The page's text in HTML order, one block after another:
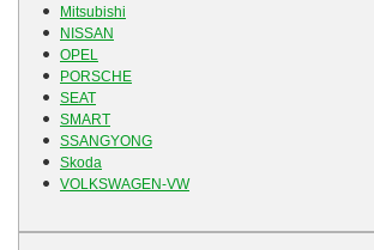
Mitsubishi
NISSAN
OPEL
PORSCHE
SEAT
SMART
SSANGYONG
Skoda
VOLKSWAGEN-VW